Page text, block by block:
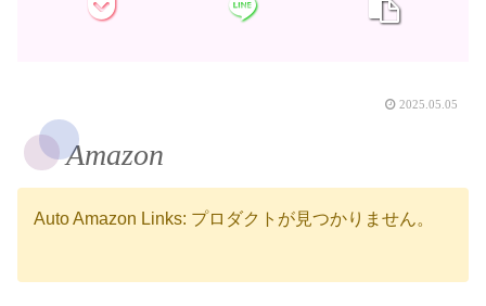
2025.05.05
Amazon
Auto Amazon Links: プロダクトが見つかりません。